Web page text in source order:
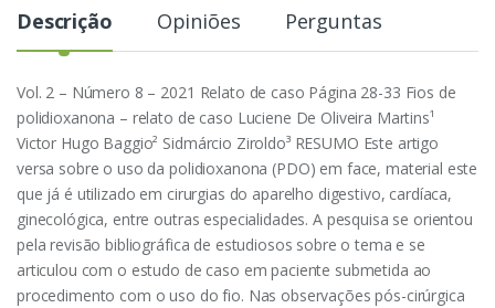
Descrição Opiniões Perguntas
Vol. 2 – Número 8 – 2021 Relato de caso Página 28-33 Fios de
polidioxanona – relato de caso Luciene De Oliveira Martins¹
Victor Hugo Baggio² Sidmárcio Ziroldo³ RESUMO Este artigo
versa sobre o uso da polidioxanona (PDO) em face, material este
que já é utilizado em cirurgias do aparelho digestivo, cardíaca,
ginecológica, entre outras especialidades. A pesquisa se orientou
pela revisão bibliográfica de estudiosos sobre o tema e se
articulou com o estudo de caso em paciente submetida ao
procedimento com o uso do fio. Nas observações pós-cirúrgica